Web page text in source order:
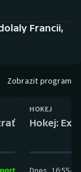
Francii,
Zobrazit program
HOKEJ
Hokej: